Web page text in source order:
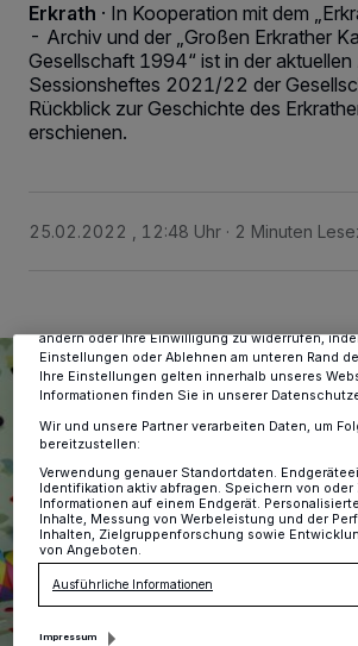
Erkrath · In Kooperation mit dem
- Archiv und der „Großen Erkrather
Gesellschaft 1994“ ist in der
Sessionsheftes 2021/22 der
Rückblick zur Geschichte des
erschienen.
25.02.2022 , 12:48 Uhr 2 Minuten
Kennungen auf Ihrem Gerät zu. Durch Auswahl
Tracking-Technologien für die unter „Wir und
Anzeigen möglicherweise nicht mehr so
ändern oder Ihre Einwilligung zu widerrufen,
Einstellungen oder Ablehnen am unteren Rand
Ihre Einstellungen gelten innerhalb unseres
Informationen finden Sie in unserer
Wir und unsere Partner verarbeiten Daten, um
bereitzustellen:
Verwendung genauer Standortdaten.
Identifikation aktiv abfragen. Speichern von oder
Informationen auf einem Endgerät.
Inhalte, Messung von Werbeleistung und der
Inhalten, Zielgruppenforschung sowie
von Angeboten.
Ausführliche Informationen
Impressum